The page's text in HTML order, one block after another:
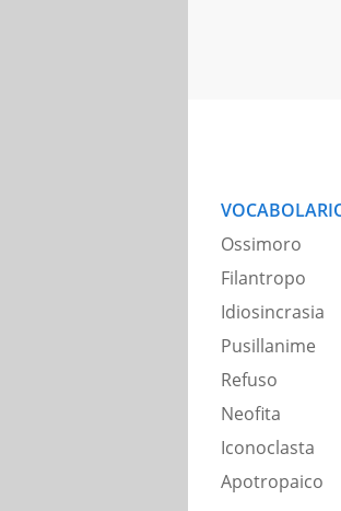
Ossimoro
Filantropo
Idiosincrasia
Pusillanime
Refuso
Neofita
Iconoclasta
Apotropaico